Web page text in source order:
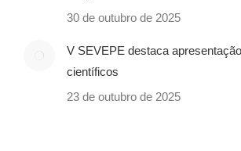
30 de outubro de 2025
V SEVEPE destaca
científicos
23 de outubro de 2025